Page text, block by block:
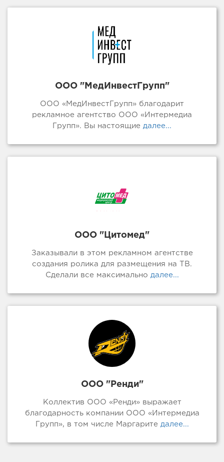
ООО "МедИнвестГрупп"
ООО «МедИнвестГрупп» благодарит
рекламное агентство ООО «Интермедиа
Групп». Вы настоящие далее...
ООО "Цитомед"
Заказывали в этом рекламном агентстве
создания ролика для размещения на ТВ.
Сделали все максимально далее...
ООО "Ренди"
Коллектив ООО «Ренди» выражает
благодарность компании ООО «Интермедиа
Групп», в том числе Маргарите далее...